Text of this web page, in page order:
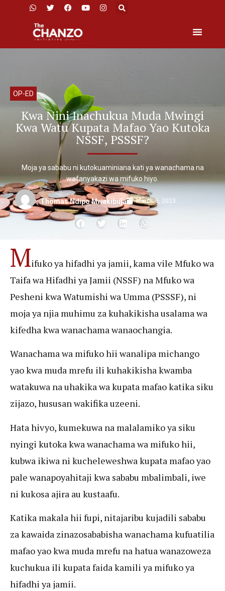
OP-ED
Kwa Nini Inachukua Muda Mwingi
Kwa Watu Kupata Mafao Yao Kutoka
NSSF, PSSSF?
Moja ya sababu ni kutokuaminiana kati ya wanachama na
wafanyakazi wa mifuko hiyo.
Thomas Ndipo Mwakibuja March 5, 2023
Mifuko ya hifadhi ya jamii, kama vile Mfuko wa
Taifa wa Hifadhi ya Jamii (NSSF) na Mfuko wa
Pesheni kwa Watumishi wa Umma (PSSSF), ni
moja ya njia muhimu za kuhakikisha usalama wa
kifedha kwa wanachama wanaochangia.
Wanachama wa mifuko hii wanalipa michango
yao kwa muda mrefu ili kuhakikisha kwamba
watakuwa na uhakika wa kupata mafao katika siku
zijazo, hususan wakifika uzeeni.
Hata hivyo, kumekuwa na malalamiko ya siku
nyingi kutoka kwa wanachama wa mifuko hii,
kubwa ikiwa ni kucheleweshwa kupata mafao yao
pale wanapoyahitaji kwa sababu mbalimbali, iwe
ni kukosa ajira au kustaafu.
Katika makala hii fupi, nitajaribu kujadili sababu
za kawaida zinazosababisha wanachama kufuatilia
mafao yao kwa muda mrefu na hatua wanazoweza
kuchukua ili kupata faida kamili ya mifuko ya
hifadhi ya jamii.